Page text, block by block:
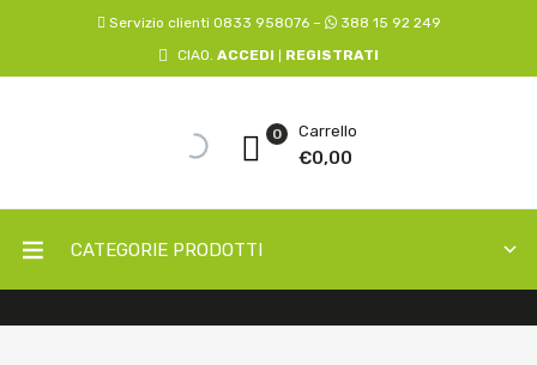
Servizio clienti 0833 958076 –
388 15 92 249
CIAO. ACCEDI REGISTRATI
Carrello
€0,00
0
CATEGORIE PRODOTTI